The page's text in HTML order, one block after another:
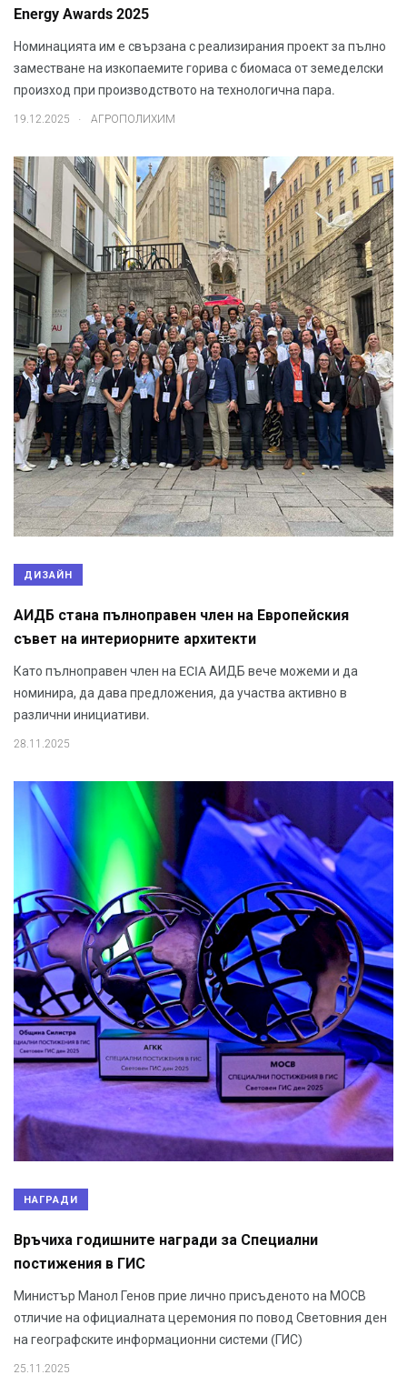
Energy Awards 2025
Номинацията им е свързана с реализирания проект за пълно
заместване на изкопаемите горива с биомаса от земеделски
произход при производството на технологична пара.
19.12.2025 . АГРОПОЛИХИМ
ДИЗАЙН
АИДБ стана пълноправен член на Европейския
съвет на интериорните архитекти
Като пълноправен член на ECIA АИДБ вече можеми и да
номинира, да дава предложения, да участва активно в
различни инициативи.
28.11.2025
НАГРАДИ
Връчиха годишните награди за Специални
постижения в ГИС
Министър Манол Генов прие лично присъденото на МОСВ
отличие на официалната церемония по повод Световния ден
на географските информационни системи (ГИС)
25.11.2025